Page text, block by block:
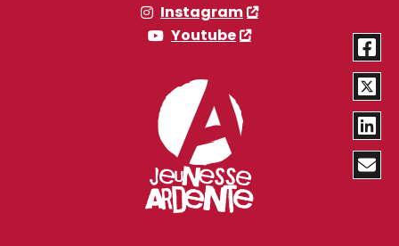
Instagram
Youtube